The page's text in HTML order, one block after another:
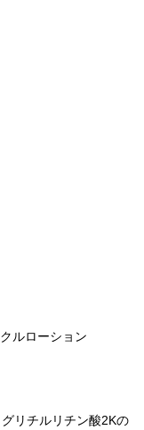
ルローション
リチルリチン酸2Kの